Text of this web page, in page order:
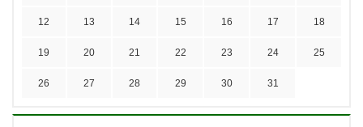
12 13 14 15 16 17 18
19 20 21 22 23 24 25
26 27 28 29 30 31